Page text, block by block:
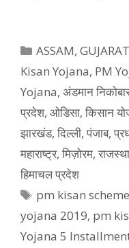
Categories
ASSAM,GUJARAT
Kisan Yojana, PM
Yojana, अंडमान
प्रदेश, ओडिसा, किसान
झारखंड, दिल्ली, पंजाब,
महाराष्ट्र, मिज़ोरम,
हिमाचल प्रदेश
Tags
pm kisan
yojana 2019, pm
Yojana 5